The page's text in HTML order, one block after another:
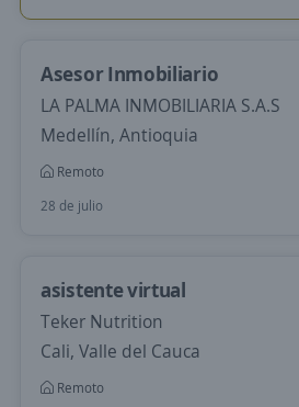
Asesor Inmobiliario
LA PALMA INMOBILIARIA S.A.S
Medellín, Antioquia
Remoto
28 de julio
asistente virtual
Teker Nutrition
Cali, Valle del Cauca
Remoto